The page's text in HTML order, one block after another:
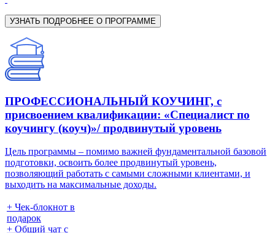
УЗНАТЬ ПОДРОБНЕЕ О ПРОГРАММЕ
ПРОФЕССИОНАЛЬНЫЙ КОУЧИНГ, с
присвоением квалификации: «Специалист по
коучингу (коуч)»/ продвинутый уровень
Цель программы – помимо важней фундаментальной базовой
подготовки, освоить более продвинутый уровень,
позволяющий работать с самыми сложными клиентами, и
выходить на максимальные доходы.
+ Чек-блокнот в
подарок
+ Общий чат с